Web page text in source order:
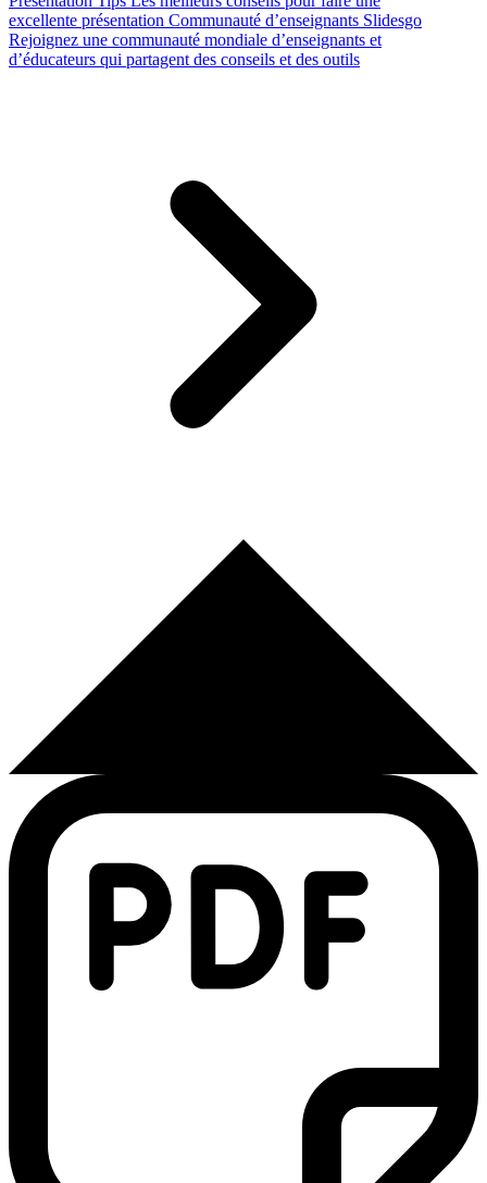
excellente présentation Communauté d’enseignants Slidesgo
Rejoignez une communauté mondiale d’enseignants et
d’éducateurs qui partagent des conseils et des outils